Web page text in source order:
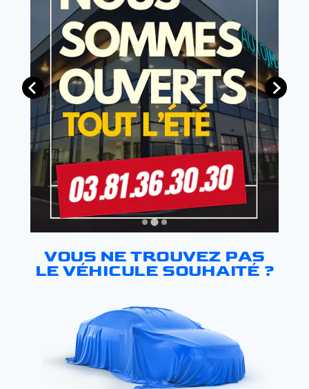
VOUS NE TROUVEZ PAS
LE VÉHICULE SOUHAITÉ ?